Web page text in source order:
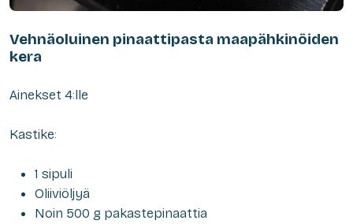
Vehnäoluinen pinaattipasta maapähkinöiden
kera
Ainekset 4:lle
Kastike:
1 sipuli
Oliiviöljyä
Noin 500 g pakastepinaattia